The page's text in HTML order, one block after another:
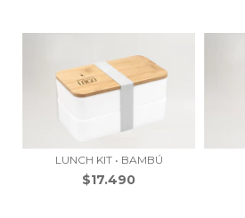
LUNCH KIT • BAMBÚ
$17.490